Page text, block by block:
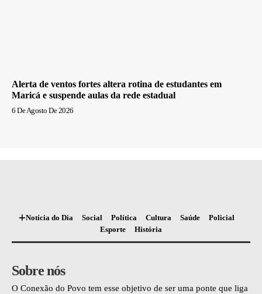
Alerta de ventos fortes altera rotina de estudantes em
Maricá e suspende aulas da rede estadual
6 De Agosto De 2026
Notícia do Dia Social Política Cultura Saúde
Policial
Esporte
História
Sobre nós
O Conexão do Povo tem esse objetivo de ser uma ponte que liga